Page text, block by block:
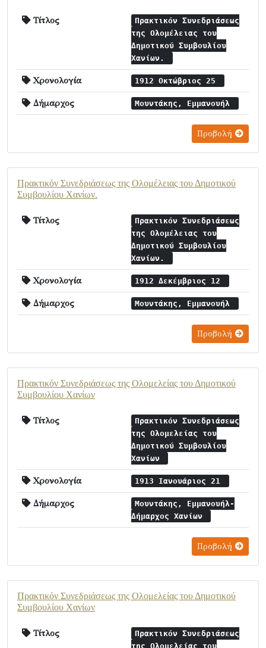
Τίτλος
Πρακτικόν Συνεδριάσεως
της Ολομέλειας του
Δημοτικού Συμβουλίου
Χανίων.
Χρονολογία 1912 Οκτώβριος 25
Δήμαρχος Μουντάκης, Εμμανουήλ
Προβολή
Πρακτικόν Συνεδριάσεως της Ολομέλειας του Δημοτικού
Συμβουλίου Χανίων.
Τίτλος
Πρακτικόν Συνεδριάσεως
της Ολομέλειας του
Δημοτικού Συμβουλίου
Χανίων.
Χρονολογία 1912 Δεκέμβριος 12
Δήμαρχος Μουντάκης, Εμμανουήλ
Προβολή
Πρακτικόν Συνεδριάσεως της Ολομελείας του Δημοτικού
Συμβουλίου Χανίων
Τίτλος
Πρακτικόν Συνεδριάσεως
της Ολομελείας του
Δημοτικού Συμβουλίου
Χανίων
Χρονολογία 1913 Ιανουάριος 21
Δήμαρχος
Μουντάκης, Εμμανουήλ-
Δήμαρχος Χανίων
Προβολή
Πρακτικόν Συνεδριάσεως της Ολομελείας του Δημοτικού
Συμβουλίου Χανίων
Τίτλος
Πρακτικόν Συνεδριάσεως
της Ολομελείας του